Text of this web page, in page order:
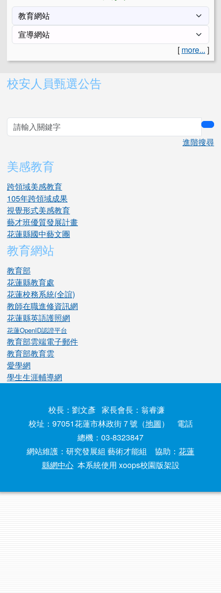
[ more... ]
右邊區域內容
校安人員甄選公告
進階搜尋
美感教育
跨領域美感教育
105年跨領域成果
視覺形式美感教育
藝才班優質發展計畫
花蓮縣國中藝文團
教育網站
教育部
花蓮縣教育處
花蓮校務系統(全誼)
教師在職進修資訊網
花蓮縣英語護照網
花蓮OpenID認證平台
教育部雲端電子郵件
教育部教育雲
愛學網
學生生涯輔導網
校長：劉文彥 家長會長：翁睿濂
校址：97051花蓮市林政街７號（地圖） 電話
總機：03-8323847
網站維護：研究發展組 藝術才能組 協助： 花蓮
縣網中心本系統使用 xoops校園版架設